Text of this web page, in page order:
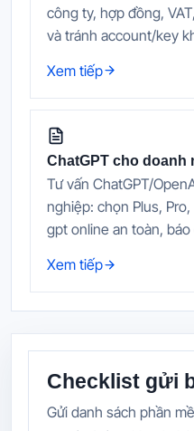
công ty, hợp đồng,
và tránh account/key
Xem tiếp
ChatGPT cho doanh
Tư vấn ChatGPT/
nghiệp: chọn Plus,
gpt online an toàn, báo
Xem tiếp
Checklist gửi
Gửi danh sách phần